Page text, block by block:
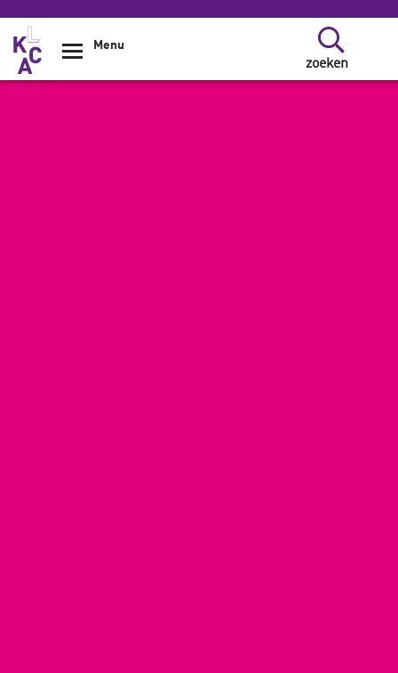
Overslaan en naar de inhoud gaan
zoeken
Menu